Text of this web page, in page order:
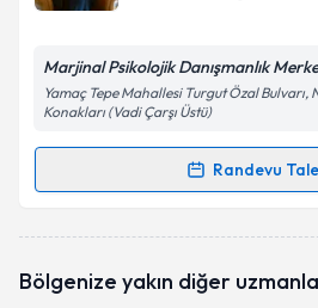
Marjinal Psikolojik Danışmanlık
Yamaç Tepe Mahallesi Turgut Özal Bulvarı,
Konakları (Vadi Çarşı Üstü)
Randevu
Randevu Takvimi Talebi
talebi oluşturun. Size bu
Bölgenize yakın diğer